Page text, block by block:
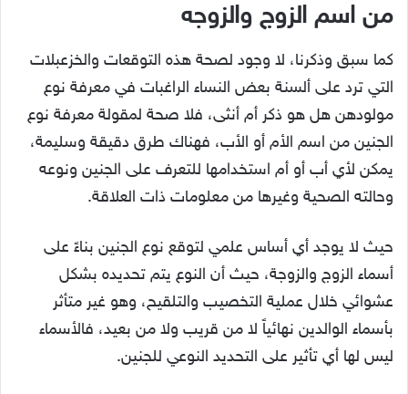
من اسم الزوج والزوجه
كما سبق وذكرنا، لا وجود لصحة هذه التوقعات والخزعبلات
التي ترد على ألسنة بعض النساء الراغبات في معرفة نوع
مولودهن هل هو ذكر أم أنثى، فلا صحة لمقولة معرفة نوع
الجنين من اسم الأم أو الأب، فهناك طرق دقيقة وسليمة،
يمكن لأي أب أو أم استخدامها للتعرف على الجنين ونوعه
وحالته الصحية وغيرها من معلومات ذات العلاقة.
حيث لا يوجد أي أساس علمي لتوقع نوع الجنين بناءً على
أسماء الزوج والزوجة، حيث أن النوع يتم تحديده بشكل
عشوائي خلال عملية التخصيب والتلقيح، وهو غير متأثر
بأسماء الوالدين نهائياً لا من قريب ولا من بعيد، فالأسماء
ليس لها أي تأثير على التحديد النوعي للجنين.